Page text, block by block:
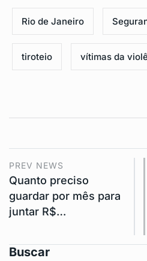
Rio de Janeiro
tiroteio vítimas da
PREV NEWS
Quanto preciso
guardar por mês para
juntar R$…
Buscar